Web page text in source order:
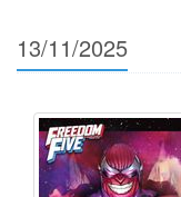
13/11/2025